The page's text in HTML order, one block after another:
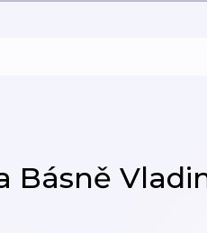
Básně